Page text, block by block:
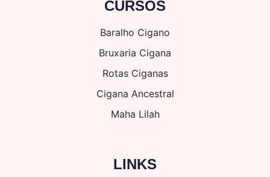
CURSOS
Baralho Cigano
Bruxaria Cigana
Rotas Ciganas
Cigana Ancestral
Maha Lilah
LINKS